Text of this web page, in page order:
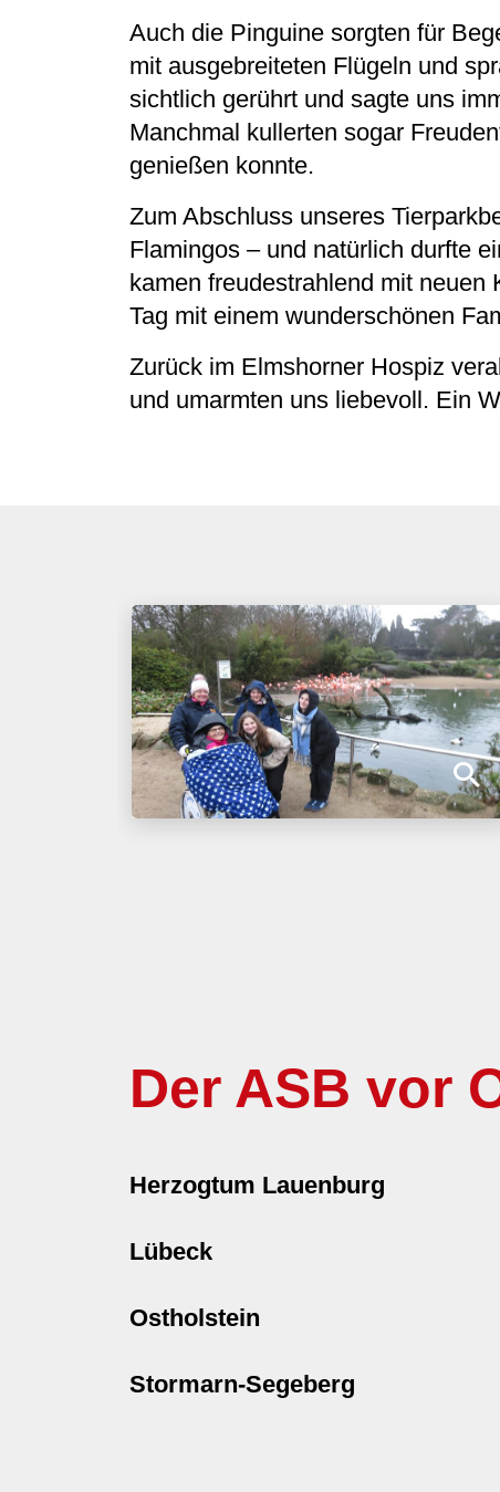
Auch die Pinguine sorgten für
mit ausgebreiteten Flügeln und
sichtlich gerührt und sagte uns
Manchmal kullerten sogar
genießen konnte.
Zum Abschluss unseres
Flamingos – und natürlich durfte
kamen freudestrahlend mit
Tag mit einem wunderschönen
Zurück im Elmshorner Hospiz
und umarmten uns liebevoll. Ein
Der ASB vor
Herzogtum Lauenburg
Lübeck
Ostholstein
Stormarn-Segeberg